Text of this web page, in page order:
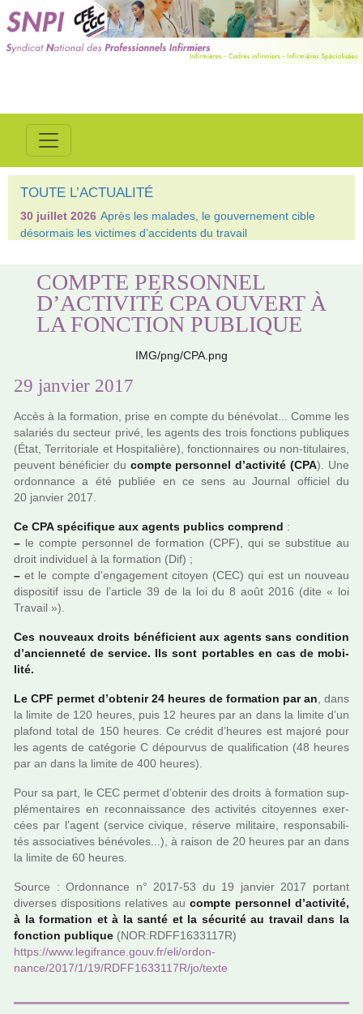
TOUTE L’ACTUALITÉ
30 juillet 2026 Après les malades, le gouvernement cible
désormais les victimes d’accidents du travail
COMPTE PERSONNEL
D’ACTIVITÉ CPA OUVERT À
LA FONCTION PUBLIQUE
IMG/png/CPA.png
29 janvier 2017
Accès à la for­ma­tion, prise en compte du béné­vo­lat... Comme les
sala­riés du sec­teur privé, les agents des trois fonc­tions publi­ques
(État, Territoriale et Hospitalière), fonc­tion­nai­res ou non-titu­lai­res,
peu­vent béné­fi­cier du compte per­son­nel d’acti­vité (CPA). Une
ordon­nance a été publiée en ce sens au Journal offi­ciel du
20 jan­vier 2017.
Ce CPA spé­ci­fi­que aux agents publics com­prend :
– le compte per­son­nel de for­ma­tion (CPF), qui se sub­sti­tue au
droit indi­vi­duel à la for­ma­tion (Dif) ;
– et le compte d’enga­ge­ment citoyen (CEC) qui est un nou­veau
dis­po­si­tif issu de l’arti­cle 39 de la loi du 8 août 2016 (dite « loi
Travail »).
Ces nou­veaux droits béné­fi­cient aux agents sans condi­tion
d’ancien­neté de ser­vice. Ils sont por­ta­bles en cas de mobi­
lité.
Le CPF permet d’obte­nir 24 heures de for­ma­tion par an , dans
la limite de 120 heures, puis 12 heures par an dans la limite d’un
pla­fond total de 150 heures. Ce crédit d’heures est majoré pour
les agents de caté­go­rie C dépour­vus de qua­li­fi­ca­tion (48 heures
par an dans la limite de 400 heures).
Pour sa part, le CEC permet d’obte­nir des droits à for­ma­tion sup­
plé­men­tai­res en reconnais­sance des acti­vi­tés citoyen­nes exer­
cées par l’agent (ser­vice civi­que, réserve mili­taire, res­pon­sa­bi­li­
tés asso­cia­ti­ves béné­vo­les...), à raison de 20 heures par an dans
la limite de 60 heures.
Source : Ordonnance n° 2017-53 du 19 jan­vier 2017 por­tant
diver­ses dis­po­si­tions rela­ti­ves au compte per­son­nel d’acti­vité,
à la for­ma­tion et à la santé et la sécu­rité au tra­vail dans la
fonc­tion publi­que (NOR:RDFF1633117R)
https://www.legi­france.gouv.fr/eli/ordon­
nance/2017/1/19/RDFF1633117R/jo/texte